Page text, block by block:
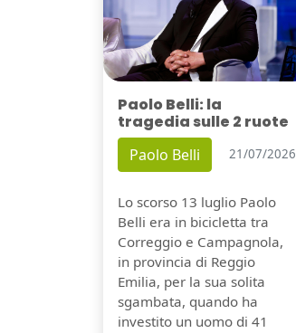
Paolo Belli: la
tragedia sulle 2 ruote
Paolo Belli 21/07/2026
Lo scorso 13 luglio Paolo
Belli era in bicicletta tra
Correggio e Campagnola,
in provincia di Reggio
Emilia, per la sua solita
sgambata, quando ha
investito un uomo di 41